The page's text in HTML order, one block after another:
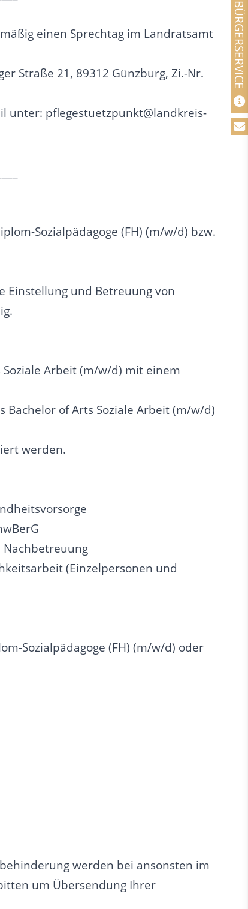
BÜRGERSERVICE
einen Sprechtag im Landratsamt
Straße 21, 89312 Günzburg, Zi.-Nr.
unter: pflegestuetzpunkt@landkreis-
Sozialpädagoge (FH) (m/w/d) bzw.
Einstellung und Betreuung von
Arbeit (m/w/d) mit einem
Bachelor of Arts Soziale Arbeit (m/w/d)
werden.
Nachbetreuung
(Einzelpersonen und
Sozialpädagoge (FH) (m/w/d) oder
werden bei ansonsten im
um Übersendung Ihrer